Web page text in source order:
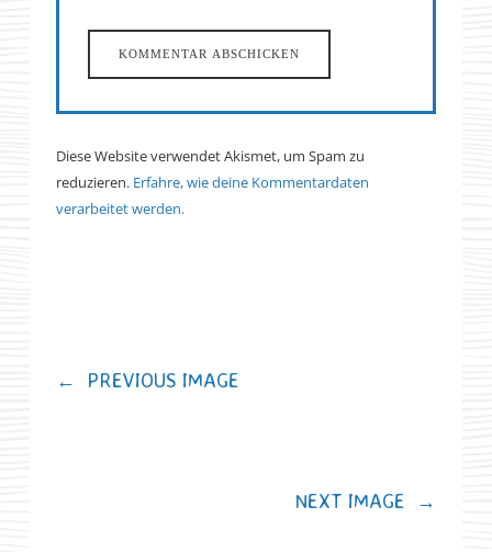
Diese Website verwendet Akismet, um Spam zu
reduzieren. Erfahre, wie deine Kommentardaten
verarbeitet werden.
← PREVIOUS IMAGE
NEXT IMAGE →